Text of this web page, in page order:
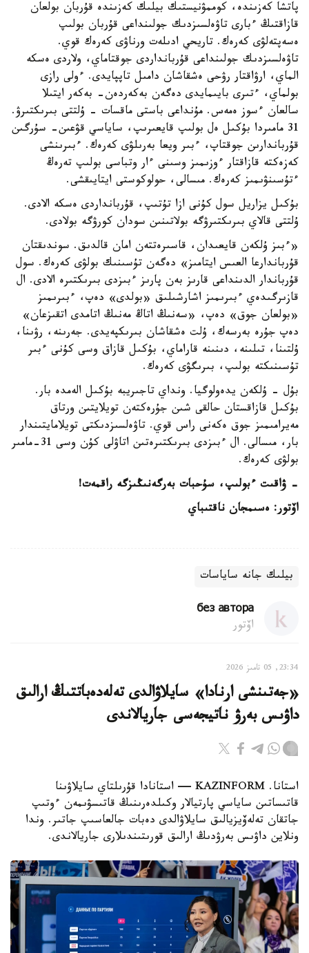
پاتشا كەزىندە، كوممۋنيستىك بيلىك كەزىندە قۇربان بولعان
قازاقتىڭ ءبارى تاۋەلسىزدىك جولىنداعى قۇربان بولىپ
ەسەپتەلۋى كەرەك. تاريحي ادىلەت ورناۋى كەرەك قوي.
تاۋەلسىزدىك جولىنداعى قۇربانداردى جوقتاماي، ولاردى ەسكە
الماي، ارۋاقتار رۋحى ەشقاشان دامىل تاپپايدى. ءولى رازى
بولماي، ءتىرى بايىمايدى دەگەن بەكەردەن- بەكەر ايتىلا
سالعان ءسوز ەمەس. مۇنداعى باستى ماقسات - ۇلتتى بىرىكتىرۋ.
31 مامىردا بۇكىل ەل بولىپ قايعىرىپ، ساياسي قۋعىن- سۇرگىن
قۇرباندارىن جوقتاپ، ءبىر ويعا بەرىلۋى كەرەك. ءبىرىنشى
كەزەكتە قازاقتار ءوزىمىز وسىنى ءار وتباسى بولىپ تەرەڭ
ءتۇسىنۋىمىز كەرەك. مىسالى، حولوكوستى ايتايىقشى.
بۇكىل يزاريل سول كۇنى ازا تۇتىپ، قۇربانداردى ەسكە الادى.
ۇلتتى قالاي بىرىكتىرۋگە بولاتىنىن سودان كورۋگە بولادى.
«ءبىز ۇلكەن قايعىدان، قاسىرەتتەن امان قالدىق. سوندىقتان
قۇرباندارعا العىس ايتامىز» دەگەن تۇسىنىك بولۋى كەرەك. سول
قۇرباندار الدىنداعى قارىز بەن پارىز ءبىزدى بىرىكتىرە الادى. ال
قازىرگىدەي ءبىرىمىز اشارشىلىق «بولدى» دەپ، ءبىرىمىز
«بولعان جوق» دەپ، «سەنىڭ اتاڭ مەنىڭ اتامدى اتقىزعان»
دەپ جۇرە بەرسەك، ۇلت ەشقاشان بىرىكپەيدى. جەرىنە، رۋىنا،
ۇلتىنا، تىلىنە، دىنىنە قاراماي، بۇكىل قازاق وسى كۇنى ءبىر
تۇسىنىكتە بولىپ، بىرىگۋى كەرەك.
بۇل - ۇلكەن يدەولوگيا. ونداي تاجىريبە بۇكىل الەمدە بار.
بۇكىل قازاقستان حالقى شىن جۇرەكتەن تويلايتىن ورتاق
مەيرامىمىز جوق ەكەنى راس قوي. تاۋەلسىزدىكتى تويلامايتىندار
بار، مىسالى. ال ءبىزدى بىرىكتىرەتىن اتاۋلى كۇن وسى 31-مامىر
بولۋى كەرەك.
- ۋاقىت ءبولىپ، سۇحبات بەرگەنىڭىزگە راقمەت!
اۆتور: ەسىمجان ناقتىباي
بيلىك جانە ساياسات
без автора
اۆتور
23:34, 05 تامىز 2026
«جەتىنشى ارنادا» سايلاۋالدى تەلەدەباتتىڭ ارالىق
داۋىس بەرۋ ناتيجەسى جاريالاندى
استانا. KAZINFORM — استانادا قۇرىلتاي سايلاۋىنا
قاتىساتىن ساياسي پارتيالار وكىلدەرىنىڭ قاتىسۋىمەن ءوتىپ
جاتقان تەلەۆيزيالىق سايلاۋالدى دەبات جالعاسىپ جاتىر. وندا
ونلاين داۋىس بەرۋدىڭ ارالىق قورىتىندىلارى جاريالاندى.